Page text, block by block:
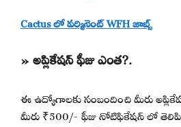
Cactus లో పర్మినెంట్ WFH జాబ్స్
» అప్లికేషన్ ఫీజు ఎంత?.
ఈ ఉద్యోగాలకు సంబందించి మీరు
మీరు ₹500/- ఫీజు నోటిఫికేషన్ లో